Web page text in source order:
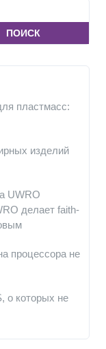
ПОИСК
пластмасс:
изделий
UWRO
делает faith-
процессора не
о которых не